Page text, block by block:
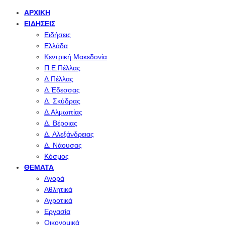
ΑΡΧΙΚΉ
ΕΙΔΉΣΕΙΣ
Ειδήσεις
Ελλάδα
Κεντρική Μακεδονία
Π.Ε.Πέλλας
Δ.Πέλλας
Δ.Έδεσσας
Δ. Σκύδρας
Δ.Αλμωπίας
Δ. Βέροιας
Δ. Αλεξάνδρειας
Δ. Νάουσας
Κόσμος
ΘΈΜΑΤΑ
Αγορά
Αθλητικά
Αγροτικά
Εργασία
Οικονομικά